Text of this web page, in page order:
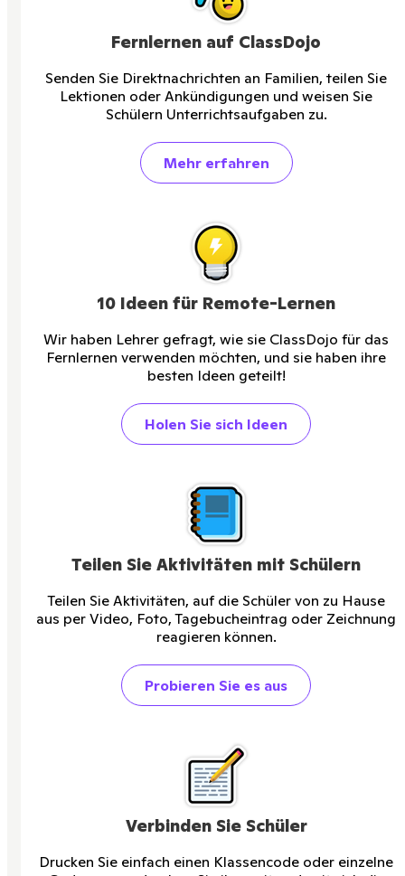
Fernlernen auf ClassDojo
Senden Sie Direktnachrichten an Familien, teilen Sie
Lektionen oder Ankündigungen und weisen Sie
Schülern Unterrichtsaufgaben zu.
Mehr erfahren
10 Ideen für Remote-Lernen
Wir haben Lehrer gefragt, wie sie ClassDojo für das
Fernlernen verwenden möchten, und sie haben ihre
besten Ideen geteilt!
Holen Sie sich Ideen
Teilen Sie Aktivitäten mit Schülern
Teilen Sie Aktivitäten, auf die Schüler von zu Hause
aus per Video, Foto, Tagebucheintrag oder Zeichnung
reagieren können.
Probieren Sie es aus
Verbinden Sie Schüler
Drucken Sie einfach einen Klassencode oder einzelne